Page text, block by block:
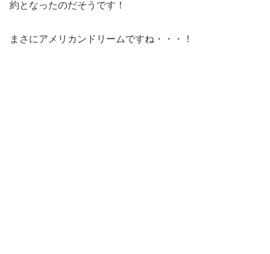
約となったのだそうです！
まさにアメリカンドリームですね・・・！